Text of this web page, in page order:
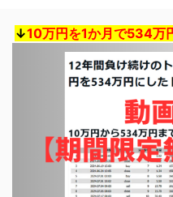
↓10万円を1か月で534万